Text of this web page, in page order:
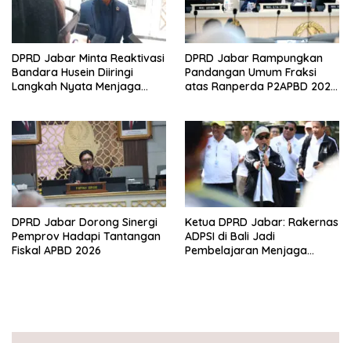
DPRD Jabar Minta Reaktivasi
Bandara Husein Diiringi
Langkah Nyata Menjaga
DPRD Jabar Rampungkan
Pandangan Umum Fraksi
atas Ranperda P2APBD 2025,
DPRD Jabar Dorong Sinergi
Pemprov Hadapi Tantangan
Fiskal APBD 2026
Ketua DPRD Jabar: Rakernas
ADPSI di Bali Jadi
Pembelajaran Menjaga